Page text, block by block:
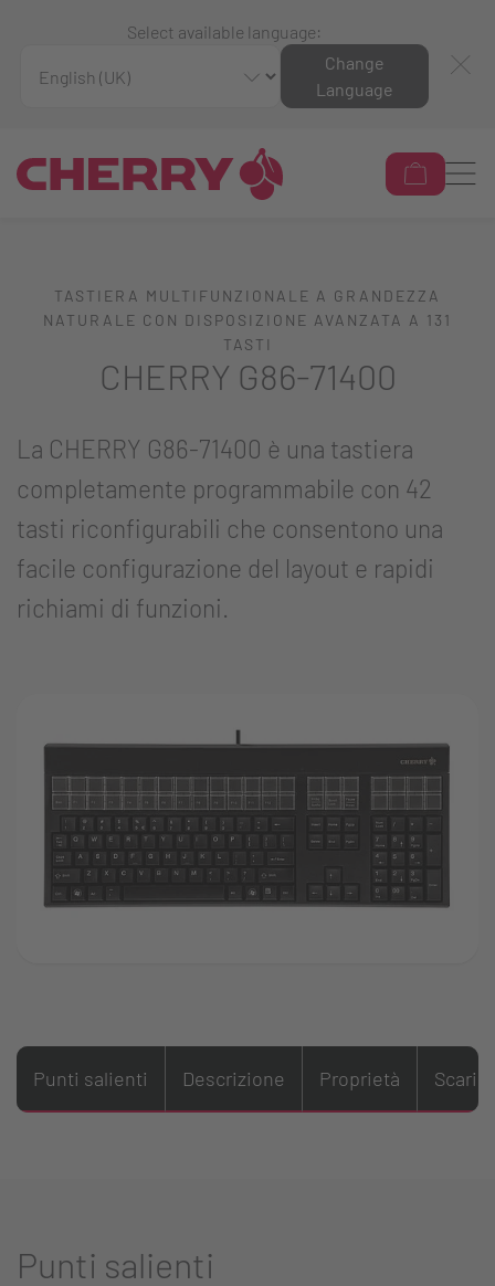
Select available language:
Change
Language
TASTIERA MULTIFUNZIONALE A GRANDEZZA
NATURALE CON DISPOSIZIONE AVANZATA A 131
TASTI
CHERRY G86-71400
La CHERRY G86-71400 è una tastiera
completamente programmabile con 42
tasti riconfigurabili che consentono una
facile configurazione del layout e rapidi
richiami di funzioni.
Punti salienti Descrizione Proprietà
Punti salienti